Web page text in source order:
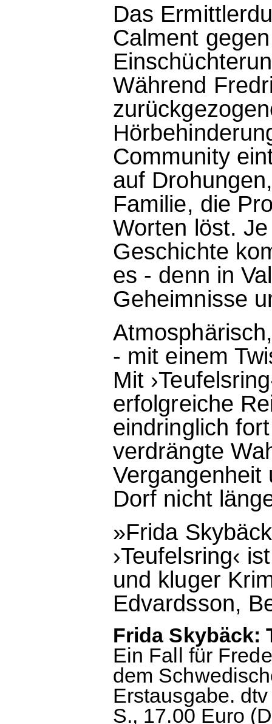
Das
Calment
Während
Community
auf
Familie, die
Worten löst.
Geschichte
es - denn in
Geheimnisse
- mit einem
Mit
erfolgreiche
eindringlich
verdrängte
Vergangenheit
Dorf nicht
»Frida
›Teufelsring‹
und kluger
Edvardsson,
Frida Skybäck:
Ein Fall für
dem
Erstausgabe.
S., 17.00 Euro